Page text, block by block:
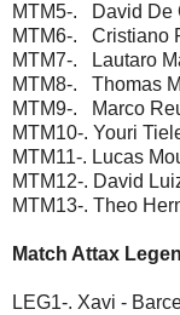
MTM5-. David De
MTM6-. Cristiano
MTM7-. Lautaro
MTM8-. Thomas
MTM9-. Marco
MTM10-. Youri
MTM11-. Lucas
MTM12-. David
MTM13-. Theo
Match Attax
LEG1-. Xavi -